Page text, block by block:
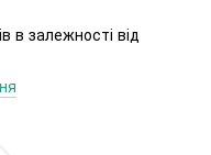
в залежності від